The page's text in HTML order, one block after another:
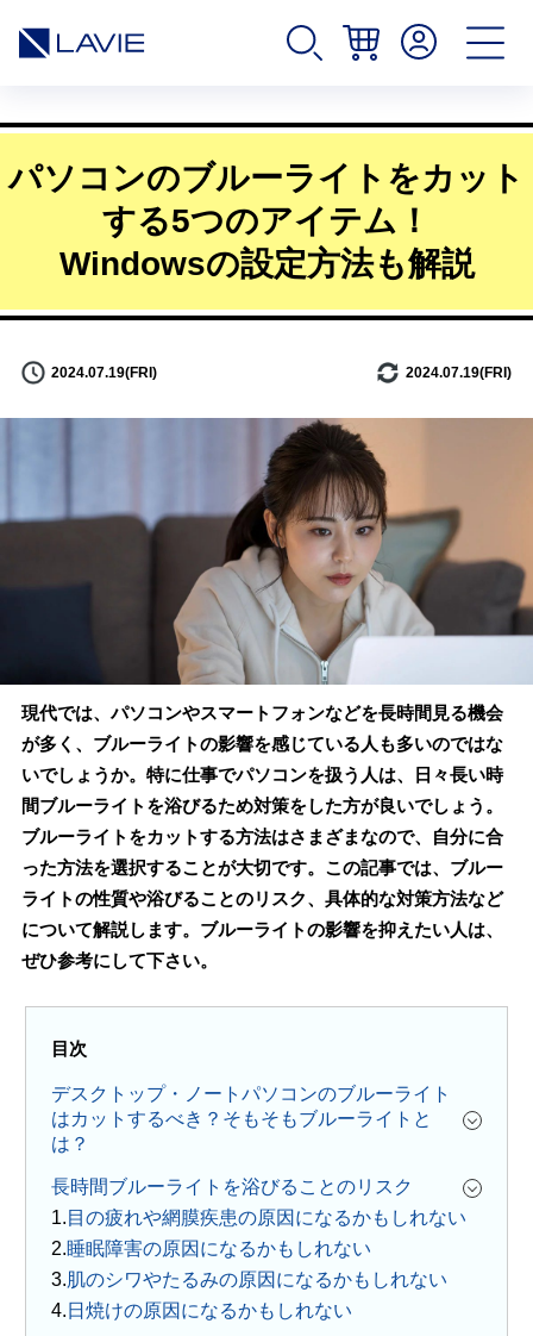
パソコンのブルーライトをカット
する5つのアイテム！
Windowsの設定方法も解説
2024.07.19(FRI) 2024.07.19(FRI)
現代では、パソコンやスマートフォンなどを長時間見る機会
が多く、ブルーライトの影響を感じている人も多いのではな
いでしょうか。特に仕事でパソコンを扱う人は、日々長い時
間ブルーライトを浴びるため対策をした方が良いでしょう。
ブルーライトをカットする方法はさまざまなので、自分に合
った方法を選択することが大切です。この記事では、ブルー
ライトの性質や浴びることのリスク、具体的な対策方法など
について解説します。ブルーライトの影響を抑えたい人は、
ぜひ参考にして下さい。
目次
デスクトップ・ノートパソコンのブルーライト
はカットするべき？そもそもブルーライトと
は？
長時間ブルーライトを浴びることのリスク
目の疲れや網膜疾患の原因になるかもしれない
睡眠障害の原因になるかもしれない
肌のシワやたるみの原因になるかもしれない
日焼けの原因になるかもしれない